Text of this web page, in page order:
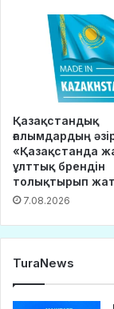
Қазақстандық
ғалымдардың
«Қазақстанда
ұлттық брендін
толықтырып
7.08.2026
TuraNews